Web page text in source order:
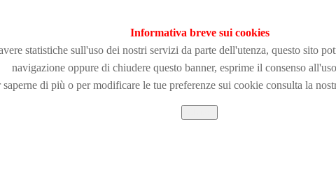
Informativa breve sui cookies
statistiche sull'uso dei nostri servizi da parte dell'utenza, questo sito
navigazione oppure di chiudere questo banner, esprime il consenso
saperne di più o per modificare le tue preferenze sui cookie consulta la